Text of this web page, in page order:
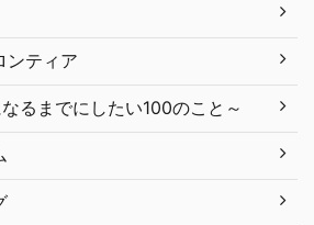
ンティア
るまでにしたい100のこと～